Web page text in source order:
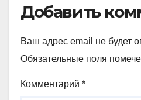
Добавить
Ваш адрес email не будет
Обязательные поля
Комментарий *